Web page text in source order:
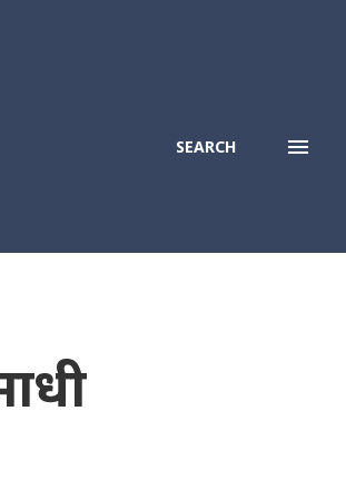
SEARCH